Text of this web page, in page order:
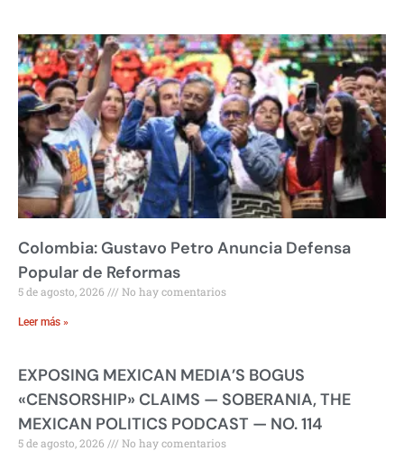
Colombia: Gustavo Petro Anuncia Defensa
Popular de Reformas
5 de agosto, 2026 No hay comentarios
Leer más »
EXPOSING MEXICAN MEDIA’S BOGUS
«CENSORSHIP» CLAIMS — SOBERANIA, THE
MEXICAN POLITICS PODCAST — NO. 114
5 de agosto, 2026 No hay comentarios